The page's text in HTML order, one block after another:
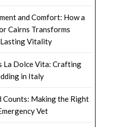
and Comfort: How a
Cairns Transforms
Vitality
La Dolce Vita: Crafting
in Italy
Counts: Making the Right
Vet